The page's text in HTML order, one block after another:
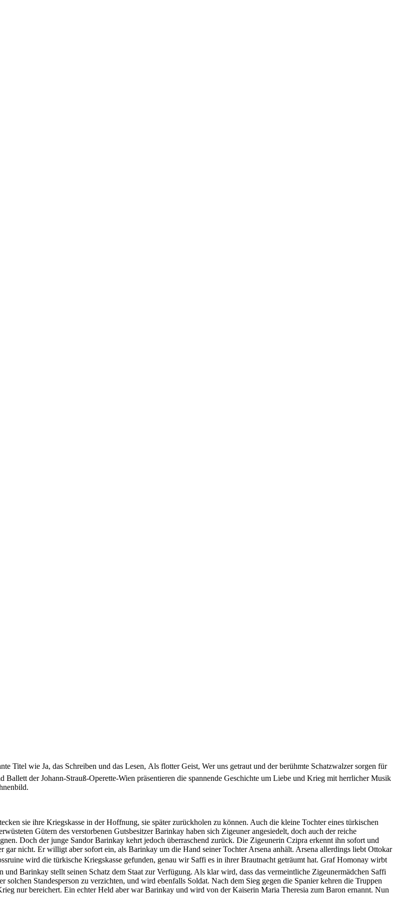
wie Ja, das Schreiben und das Lesen, Als flotter Geist, Wer uns getraut und der berühmte Schatzwalzer sorgen für
der Johann-Strauß-Operette-Wien präsentieren die spannende Geschichte um Liebe und Krieg mit herrlicher Musik
sie ihre Kriegskasse in der Hoffnung, sie später zurückholen zu können. Auch die kleine Tochter eines türkischen
Gütern des verstorbenen Gutsbesitzer Barinkay haben sich Zigeuner angesiedelt, doch auch der reiche
Doch der junge Sandor Barinkay kehrt jedoch überraschend zurück. Die Zigeunerin Czipra erkennt ihn sofort und
nicht. Er willigt aber sofort ein, als Barinkay um die Hand seiner Tochter Arsena anhält. Arsena allerdings liebt Ottokar
wird die türkische Kriegskasse gefunden, genau wir Saffi es in ihrer Brautnacht geträumt hat. Graf Homonay wirbt
Barinkay stellt seinen Schatz dem Staat zur Verfügung. Als klar wird, dass das vermeintliche Zigeunermädchen Saffi
Standesperson zu verzichten, und wird ebenfalls Soldat. Nach dem Sieg gegen die Spanier kehren die Truppen
nur bereichert. Ein echter Held aber war Barinkay und wird von der Kaiserin Maria Theresia zum Baron ernannt. Nun